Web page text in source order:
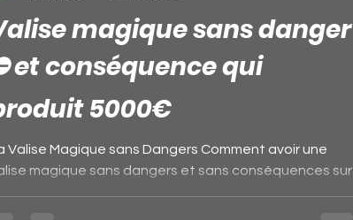
magique sans danger
et conséquence qui
5000€
Valise Magique sans Dangers Comment avoir une
magique sans dangers et sans conséquences sur